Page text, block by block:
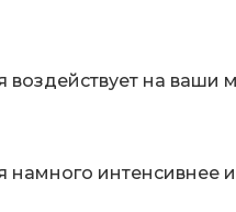
воздействует на ваши
намного